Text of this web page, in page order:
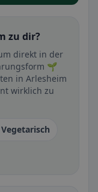
zu dir?
direkt in der
🌱
in Arlesheim
wirklich zu